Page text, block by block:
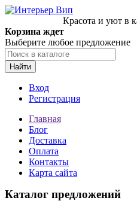
Красота и уют в
Корзина ждет
Выберите любое предложение
Найти
Вход
Регистрация
Главная
Блог
Доставка
Оплата
Контакты
Карта сайта
Каталог предложений